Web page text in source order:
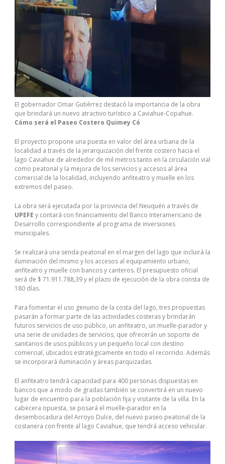
El gobernador Omar Gutiérrez destacó la importancia de la obra
que brindará un nuevo atractivo turístico a Caviahue-Copahue.
Cómo será el Paseo Costero Quimey Có
El proyecto propone una puesta en valor del área urbana de la
localidad a través de la jerarquización del frente costero hacia el
lago Caviahue de alrededor de mil metros tanto en la circulación vial
como peatonal y la mejora de los servicios y accesos al área
comercial de la localidad, incluyendo anfiteatro y muelle en los
extremos del paseo.
La obra será ejecutada por la provincia del Neuquén a través de
UPEFE y contará con financiamiento del Banco Interamericano de
Desarrollo correspondiente al programa de inversiones
municipales.
Se realizará una senda peatonal en el margen del lago que incluirá la
iluminación del mismo y los accesos al equipamiento urbano,
anfiteatro y muelle con bancos y canteros. El presupuesto oficial
será de $ 71.911.788,39 y el plazo de ejecución de la obra consta de
180 días.
Para fomentar el uso genuino de la costa del lago, tres propuestas
pasarán a formar parte de las actividades costeras y brindarán
futuros servicios de uso público, un anfiteatro, un muelle-parador y
una serie de unidades de servicios, que ofrecerán un soporte de
sanitarios de usos públicos y un pequeño local con destino
comercial, ubicados estratégicamente en todo el recorrido. Además
se incorporará iluminación y áreas parquizadas.
El anfiteatro tendrá capacidad para 400 personas dispuestas en
bancos que a modo de gradas también se convertirá en un nuevo
lugar de encuentro para la población fija y visitante de la villa. En la
cabecera opuesta, se posará el muelle-parador en la
desembocadura del Arroyo Dulce, del nuevo paseo peatonal de la
costanera con frente al lago Caviahue, que tendrá acceso vehicular.